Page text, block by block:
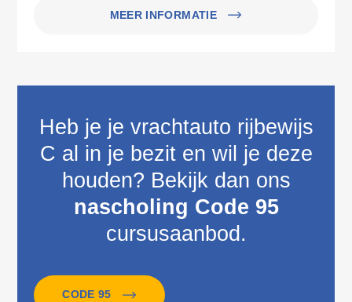
MEER INFORMATIE
Heb je je vrachtauto rijbewijs
C al in je bezit en wil je deze
houden? Bekijk dan ons
nascholing Code 95
cursusaanbod.
CODE 95